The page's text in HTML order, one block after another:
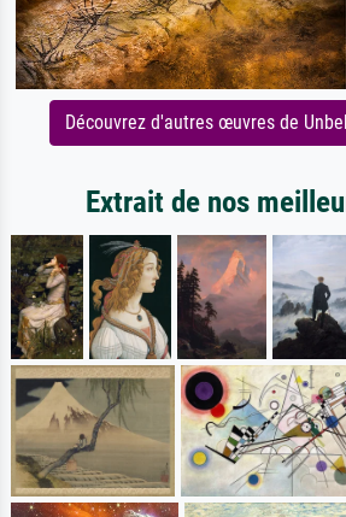
Découvrez d'autres œuvres de
Extrait de nos